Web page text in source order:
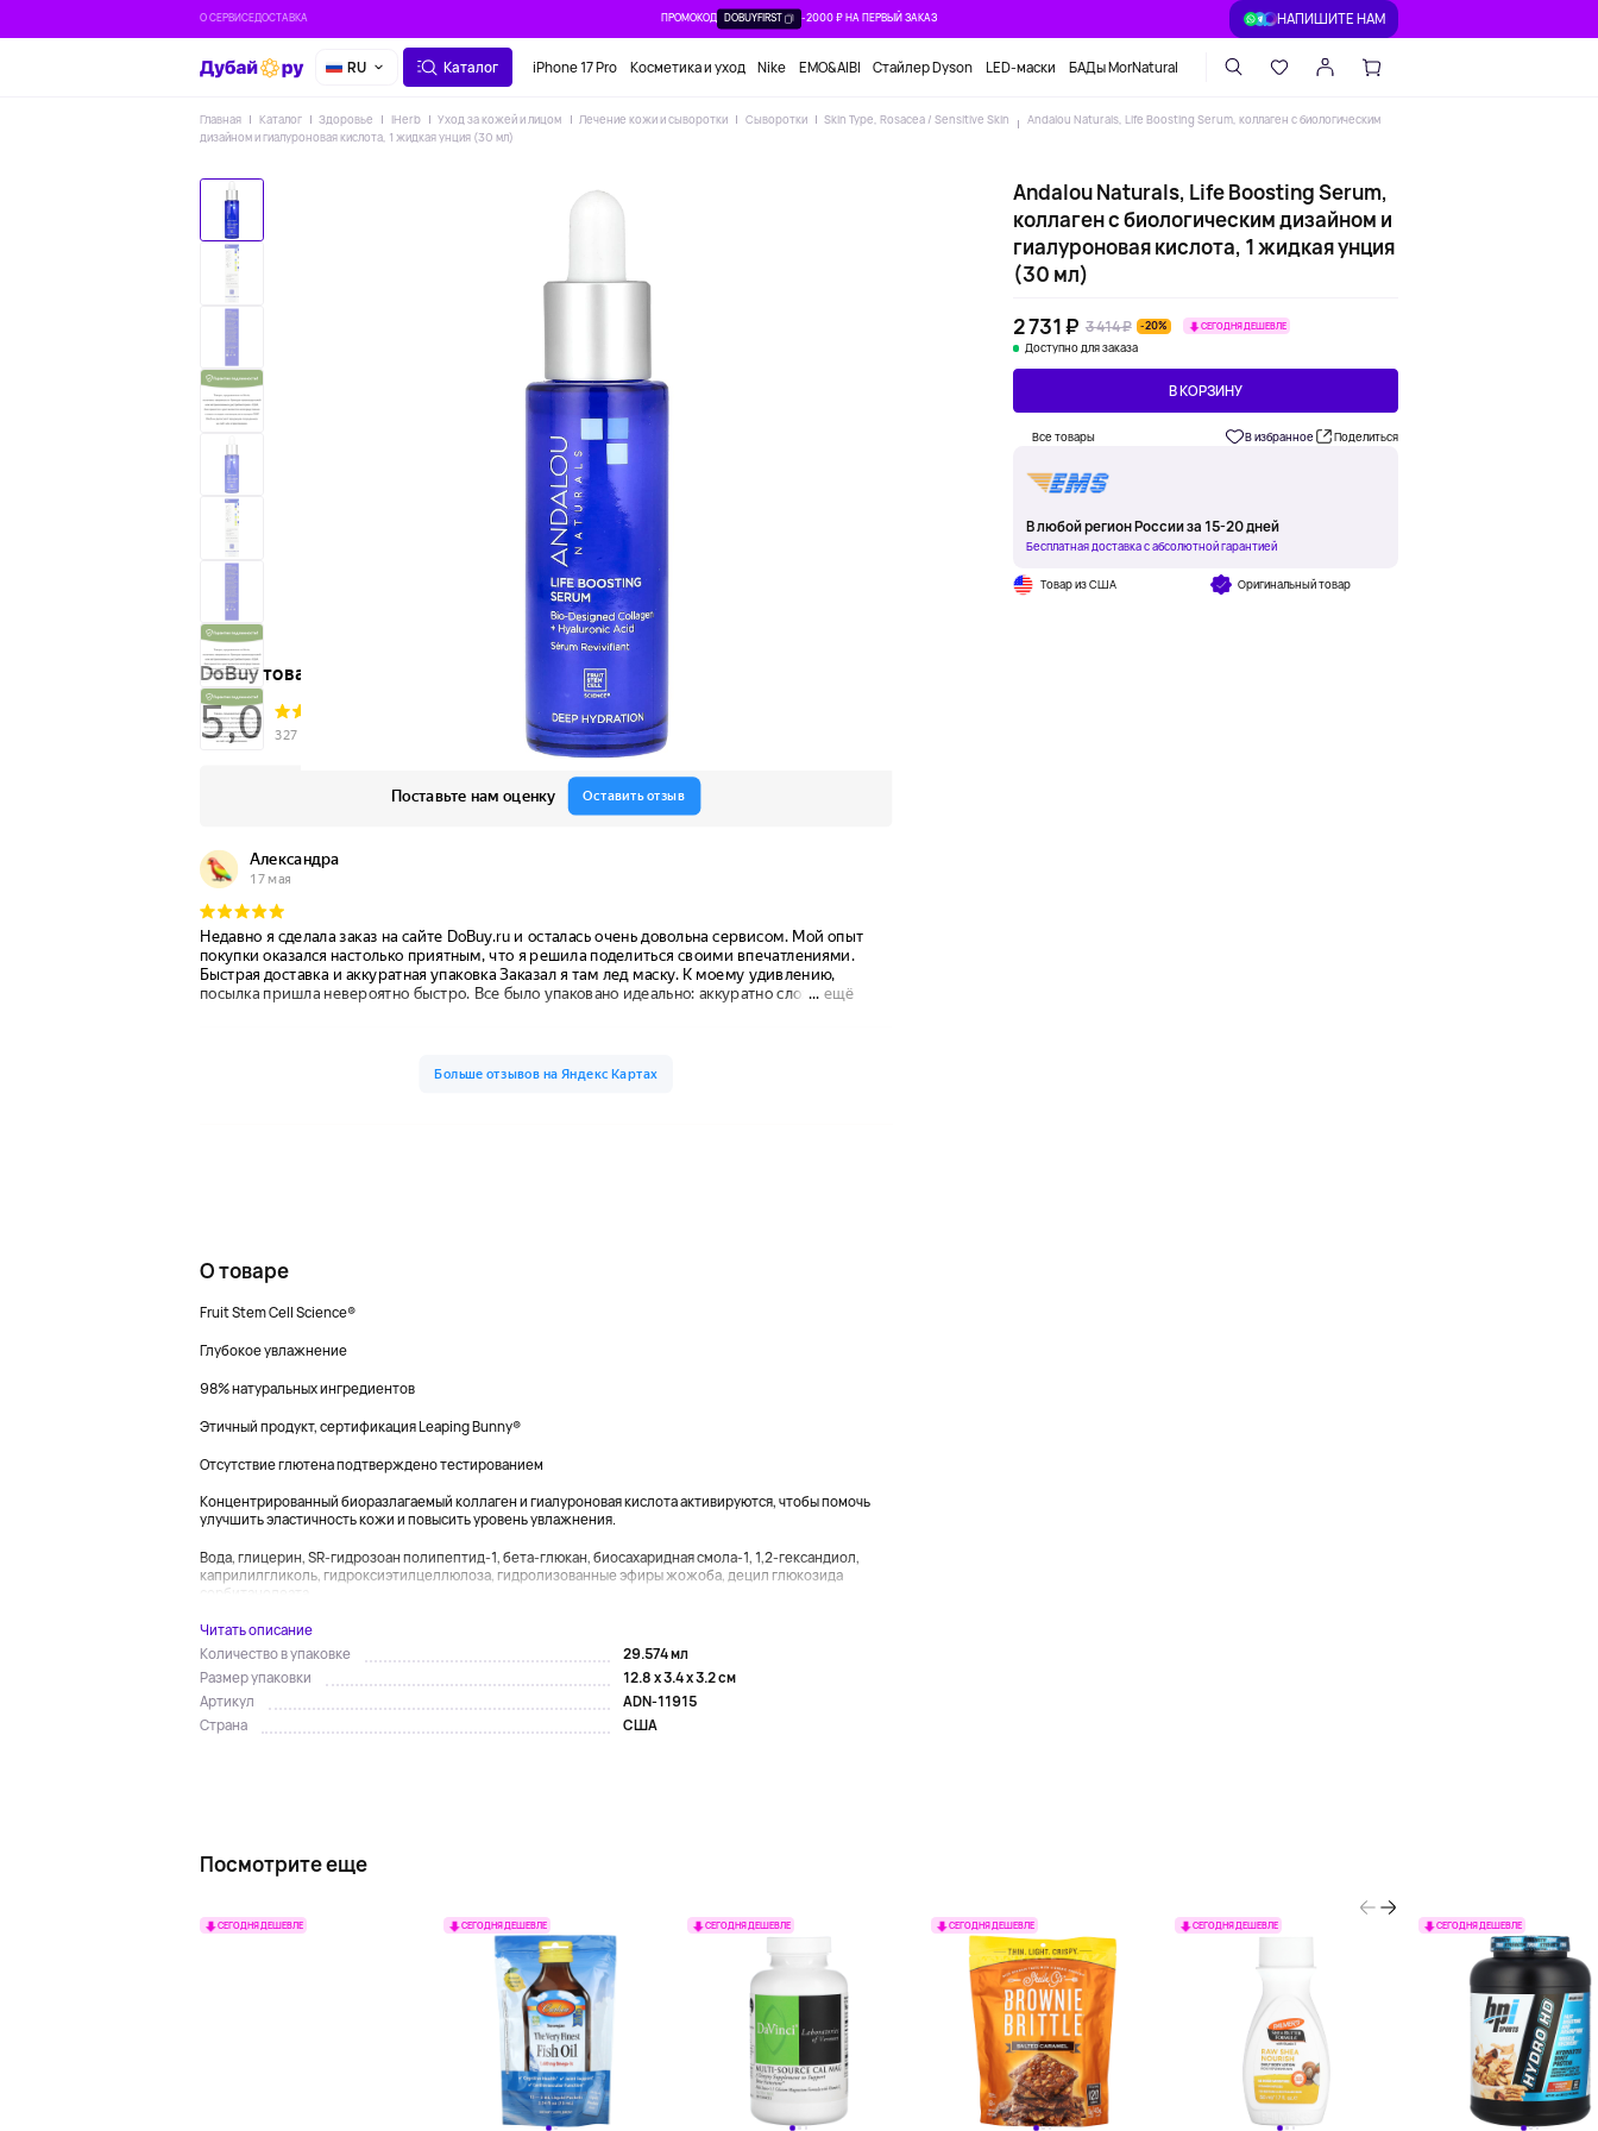
О СЕРВИСЕДОСТАВКА ПРОМОКОД DOBUYFIRST -2000 ₽ НА ПЕРВЫЙ ЗАКАЗ НАПИШИТЕ НАМ
RU Каталог iPhone 17 Pro Косметика и уход Nike EMO&AIBI Стайлер Dyson LED-маски БАДы MorNatural
Главная Каталог Здоровье IHerb Уход за кожей и лицом Лечение кожи и сыворотки Сыворотки Skin Type, Rosacea / Sensitive Skin
Andalou Naturals, Life Boosting Serum, коллаген с биологическим
дизайном и гиалуроновая кислота, 1 жидкая унция (30 мл)
Andalou Naturals, Life Boosting Serum,
коллаген с биологическим дизайном и
гиалуроновая кислота, 1 жидкая унция
(30 мл)
2 731 ₽ 3 414 ₽ -20% СЕГОДНЯ ДЕШЕВЛЕ
Доступно для заказа
В КОРЗИНУ
Все товары В избранное Поделиться
В любой регион России за 15-20 дней
Бесплатная доставка с абсолютной гарантией
Товар из США Оригинальный товар
О товаре
Fruit Stem Cell Science®
Глубокое увлажнение
98% натуральных ингредиентов
Этичный продукт, сертификация Leaping Bunny®
Отсутствие глютена подтверждено тестированием
Концентрированный биоразлагаемый коллаген и гиалуроновая кислота активируются, чтобы помочь
улучшить эластичность кожи и повысить уровень увлажнения.
Вода, глицерин, SR-гидрозоан полипептид-1, бета-глюкан, биосахаридная смола-1, 1,2-гександиол,
каприлилгликоль, гидроксиэтилцеллюлоза, гидролизованные эфиры жожоба, децил глюкозида
сорбитанолеата...
Читать описание
Количество в упаковке
29.574 мл
Размер упаковки
12.8 x 3.4 x 3.2 см
Артикул
ADN-11915
Страна
США
Посмотрите еще
СЕГОДНЯ ДЕШЕВЛЕ СЕГОДНЯ ДЕШЕВЛЕ СЕГОДНЯ ДЕШЕВЛЕ СЕГОДНЯ ДЕШЕВЛЕ СЕГОДНЯ ДЕШЕВЛЕ СЕГОДНЯ ДЕШЕВЛЕ